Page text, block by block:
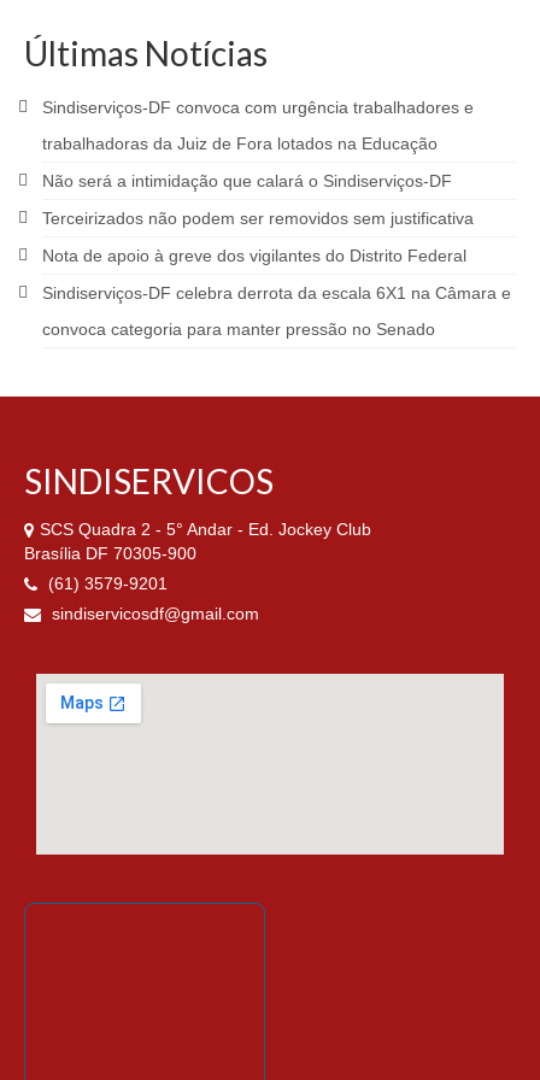
Últimas Notícias
Sindiserviços-DF convoca com urgência trabalhadores e
trabalhadoras da Juiz de Fora lotados na Educação
Não será a intimidação que calará o Sindiserviços-DF
Terceirizados não podem ser removidos sem justificativa
Nota de apoio à greve dos vigilantes do Distrito Federal
Sindiserviços-DF celebra derrota da escala 6X1 na Câmara e
convoca categoria para manter pressão no Senado
SINDISERVICOS
SCS Quadra 2 - 5° Andar - Ed. Jockey Club
Brasília DF 70305-900
(61) 3579-9201
sindiservicosdf@gmail.com